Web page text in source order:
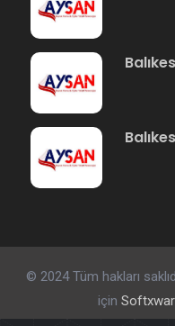
© 2024 Tüm hakları
için